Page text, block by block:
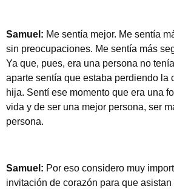
Samuel: Me sentía mejor. Me sentía
sin preocupaciones. Me sentía más
Ya que, pues, era una persona no
aparte sentía que estaba perdiendo la
hija. Sentí ese momento que era una
vida y de ser una mejor persona, ser
persona.
Samuel: Por eso considero muy
invitación de corazón para que